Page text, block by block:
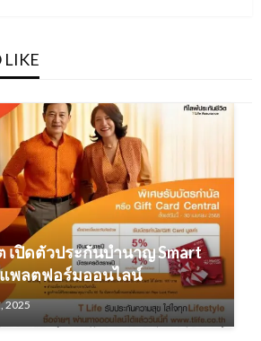
LIKE
เปิดตัวประกันบำนาญ Smart
พลตฟอร์มออนไลน์
2025